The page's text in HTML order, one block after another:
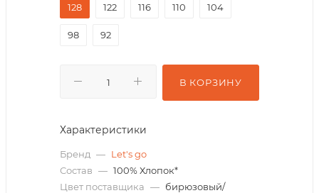
128
122 116 110 104
98 92
В КОРЗИНУ
Характеристики
Бренд — Let's go
Состав — 100% Хлопок*
Цвет поставщика — бирюзовый/